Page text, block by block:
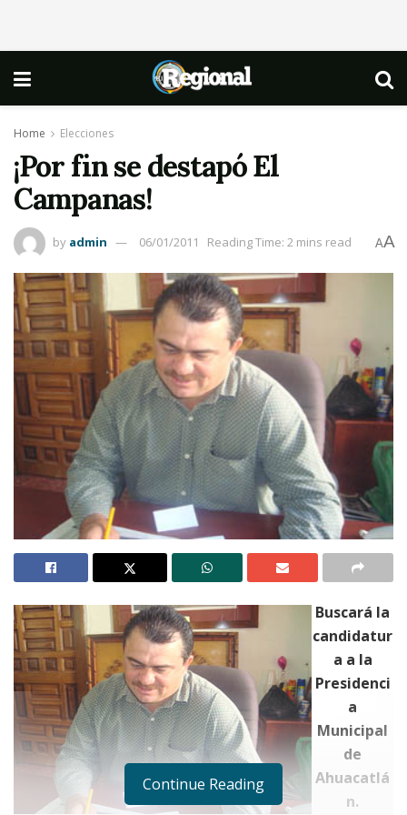
Home Elecciones
¡Por fin se destapó El
Campanas!
by admin 06/01/2011 Reading Time: 2 mins read AA
Buscará la
candidatur
a a la
Presidenci
a
Municipal
de
Ahuacatlá
n.
Continue Reading